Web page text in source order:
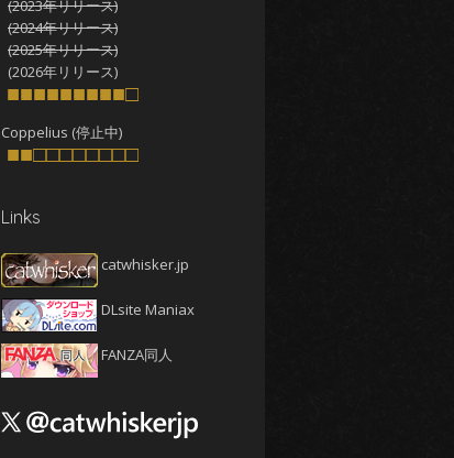
2025年9月 (4)
2025年8月(5)
2025年7月(4)
(4)
2025年5月(5)
2025年3月
2025年2月(4)
2025年1月(5)
2024年12月(5)
2024年11月(5)
2024年9月(4)
(2023年リリース)
(2024年リリース)
(2025年リリース)
(2026年リリース)
■■■■■■■■■□
Coppelius (停止中)
■■□□□□□□□□
Links
catwhisker.jp
DLsite Maniax
FANZA同人